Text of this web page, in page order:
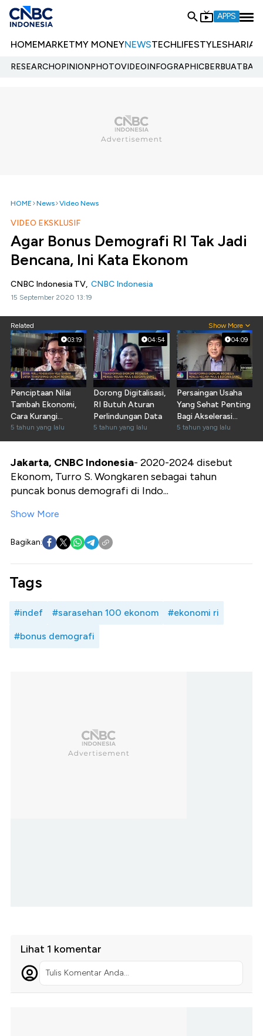
APPS
HOMEMARKETMY MONEYNEWSTECHLIFESTYLESHARIA
RESEARCHOPINIONPHOTOVIDEOINFOGRAPHIC
HOME News Video News
VIDEO EKSKLUSIF
Agar Bonus Demografi RI Tak Jadi
Bencana, Ini Kata Ekonom
CNBC Indonesia TV, CNBC Indonesia
15 September 2020 13:19
Related Show More
03:19
Penciptaan Nilai
Tambah Ekonomi,
Cara Kurangi
Kemiskinan RI
5 tahun yang lalu
04:54
Dorong Digitalisasi,
RI Butuh Aturan
Perlindungan Data
5 tahun yang lalu
04:09
Persaingan Usaha
Yang Sehat Penting
Bagi Akselerasi
Ekonomi
5 tahun yang lalu
Jakarta, CNBC Indonesia- 2020-2024 disebut
Ekonom, Turro S. Wongkaren sebagai tahun
puncak bonus demografi di Indo...
Show More
Bagikan:
Tags
#indef #sarasehan 100 ekonom #ekonomi ri
#bonus demografi
Lihat 1 komentar
Tulis Komentar Anda...